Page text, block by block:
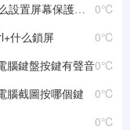
0℃
屏幕保護密碼
0℃
什么鎖屏
0℃
腦鍵盤按鍵有聲音
0℃
腦截圖按哪個鍵
0℃